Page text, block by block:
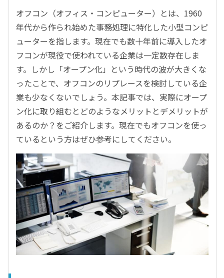
CRM／営業支援／Eコマース
DX（2025年の崖）／クラウドコンピューティング
データ分析／BI
ガバナンス／リスク管理
BPR／業務改善
オフコン（オフィス・コンピューター）とは、1960
年代から作られ始めた事務処理に特化した小型コンピ
ューターを指します。現在でも数十年前に導入したオ
フコンが現役で使われている企業は一定数存在しま
す。しかし「オープン化」という時代の波が大きくな
ったことで、オフコンのリプレースを検討している企
業も少なくないでしょう。本記事では、実際にオープ
ン化に取り組むとどのようなメリットとデメリットが
あるのか？をご紹介します。現在でもオフコンを使っ
ているという方はぜひ参考にしてください。